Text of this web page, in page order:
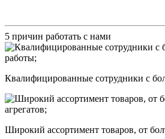
5 причин работать с нами
Квалифицированные сотрудники с
Широкий ассортимент товаров, от